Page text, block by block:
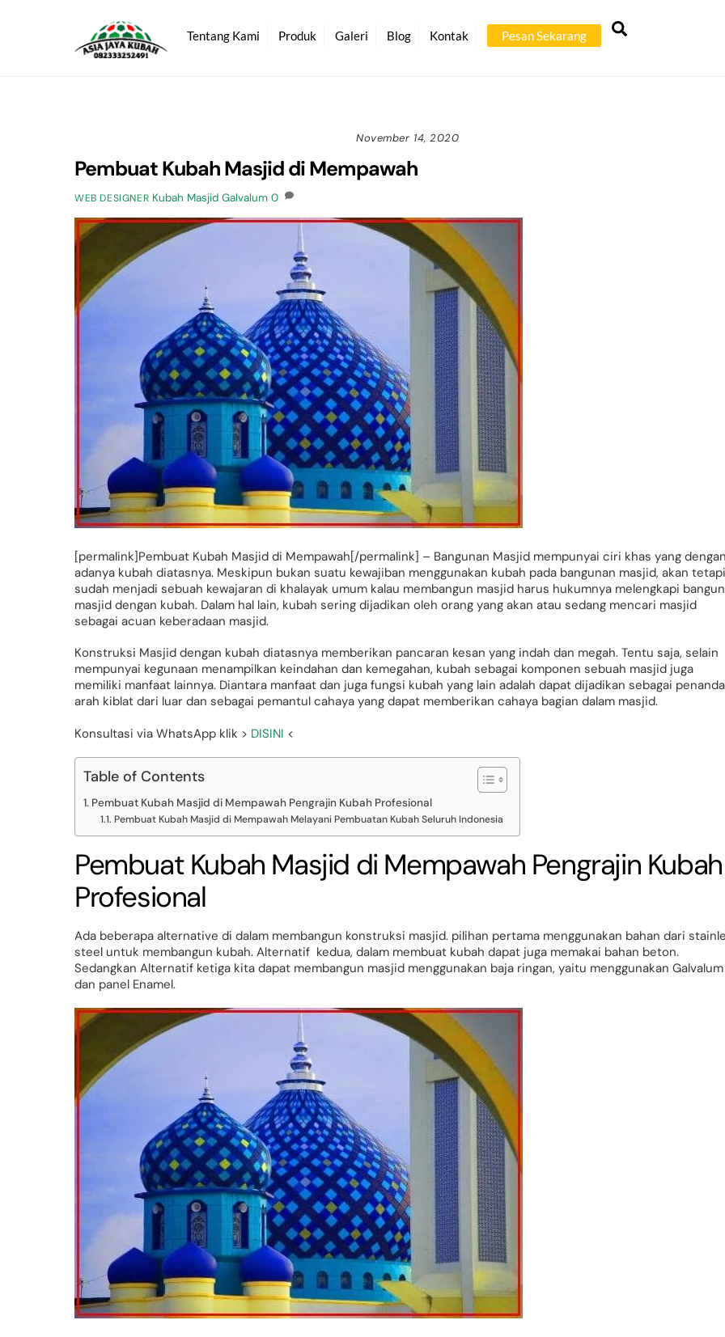
Tentang Kami Produk Galeri Blog Kontak Pesan Sekarang
November 14, 2020
Pembuat Kubah Masjid di Mempawah
WEB DESIGNER Kubah Masjid Galvalum 0
[permalink]Pembuat Kubah Masjid di Mempawah[/permalink] – Bangunan Masjid mempunyai ciri khas yang
adanya kubah diatasnya. Meskipun bukan suatu kewajiban menggunakan kubah pada bangunan masjid, akan tetapi
sudah menjadi sebuah kewajaran di khalayak umum kalau membangun masjid harus hukumnya melengkapi
masjid dengan kubah. Dalam hal lain, kubah sering dijadikan oleh orang yang akan atau sedang mencari masjid
sebagai acuan keberadaan masjid.
Konstruksi Masjid dengan kubah diatasnya memberikan pancaran kesan yang indah dan megah. Tentu saja, selain
mempunyai kegunaan menampilkan keindahan dan kemegahan, kubah sebagai komponen sebuah masjid juga
memiliki manfaat lainnya. Diantara manfaat dan juga fungsi kubah yang lain adalah dapat dijadikan sebagai penanda
arah kiblat dari luar dan sebagai pemantul cahaya yang dapat memberikan cahaya bagian dalam masjid.
Konsultasi via WhatsApp klik > DISINI <
Table of Contents
Pembuat Kubah Masjid di Mempawah Pengrajin Kubah Profesional
Pembuat Kubah Masjid di Mempawah Melayani Pembuatan Kubah Seluruh Indonesia
Pembuat Kubah Masjid di Mempawah Pengrajin Kubah
Profesional
Ada beberapa alternative di dalam membangun konstruksi masjid. pilihan pertama menggunakan bahan dari
steel untuk membangun kubah. Alternatif kedua, dalam membuat kubah dapat juga memakai bahan beton.
Sedangkan Alternatif ketiga kita dapat membangun masjid menggunakan baja ringan, yaitu menggunakan Galvalum
dan panel Enamel.
To
Top